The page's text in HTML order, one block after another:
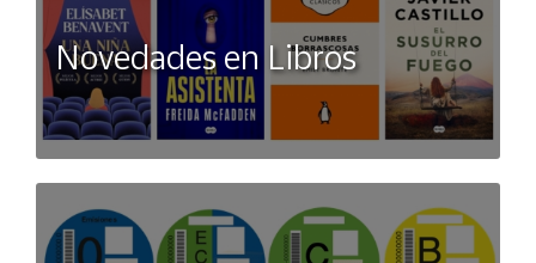
Novedades en Libros